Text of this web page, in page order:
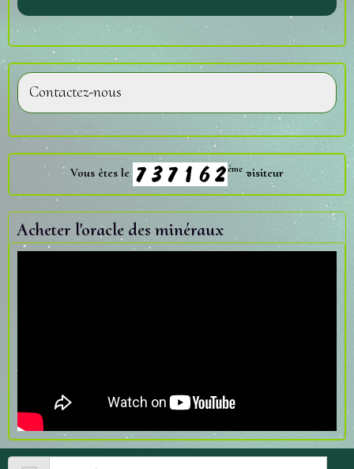
Contactez-nous
Vous êtes le ème visiteur
Acheter l'oracle des minéraux